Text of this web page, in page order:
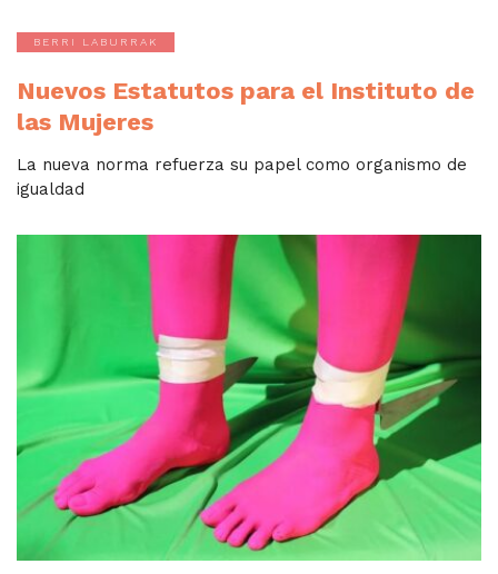
BERRI LABURRAK
Nuevos Estatutos para el Instituto de
las Mujeres
La nueva norma refuerza su papel como organismo de
igualdad